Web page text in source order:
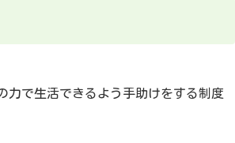
力で生活できるよう手助けをする制度